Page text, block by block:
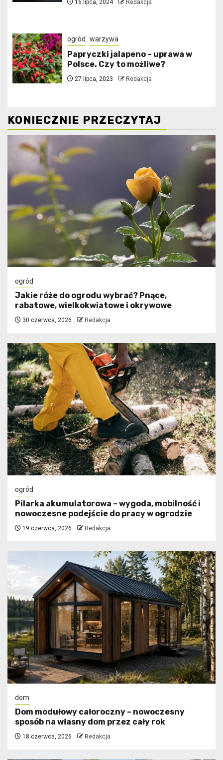
16 lipca, 2024 Redakcja
ogród warzywa
Papryczki jalapeno – uprawa w
Polsce. Czy to możliwe?
27 lipca, 2023 Redakcja
KONIECZNIE PRZECZYTAJ
ogród
Jakie róże do ogrodu wybrać? Pnące,
rabatowe, wielkokwiatowe i okrywowe
30 czerwca, 2026 Redakcja
ogród
Pilarka akumulatorowa – wygoda, mobilność i
nowoczesne podejście do pracy w ogrodzie
19 czerwca, 2026 Redakcja
dom
Dom modułowy całoroczny – nowoczesny
sposób na własny dom przez cały rok
18 czerwca, 2026 Redakcja